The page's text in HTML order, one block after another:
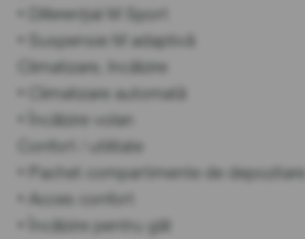
• Diferențial M Sport
• Suspensie M adaptivă
Climatizare, încălzire
• Climatizare automată
• Încălzire volan
Confort / utilitate
• Pachet compartimente de depozitare
• Acces confort
• Încălzire pentru gât